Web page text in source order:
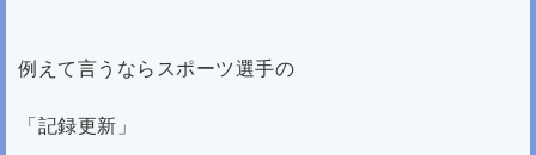
例えて言うならスポーツ選手の
「記録更新」